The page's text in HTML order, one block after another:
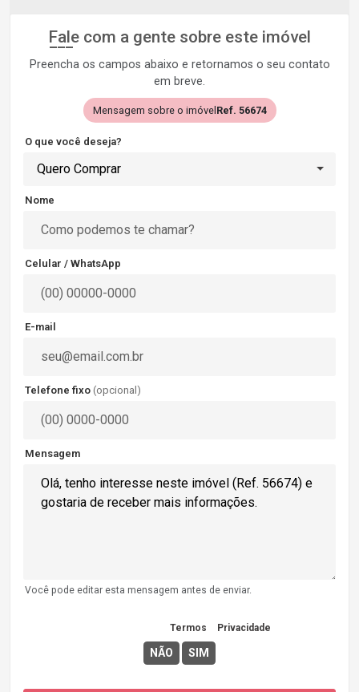
Fale com a gente sobre este imóvel
Preencha os campos abaixo e retornamos o seu contato
em breve.
Mensagem sobre o imóvel Ref. 56674
O que você deseja?
Quero Comprar
Nome
Celular / WhatsApp
E-mail
Telefone fixo (opcional)
Mensagem
Você pode editar esta mensagem antes de enviar.
Termos Privacidade